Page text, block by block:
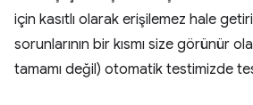
için kasıtlı olarak erişilemez hale
sorunlarının bir kısmı size görünür
tamamı değil) otomatik testimizde